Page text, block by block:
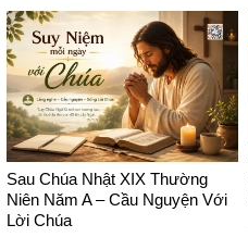
Sau Chúa Nhật XIX Thường
Niên Năm A – Cầu Nguyện Với
Lời Chúa